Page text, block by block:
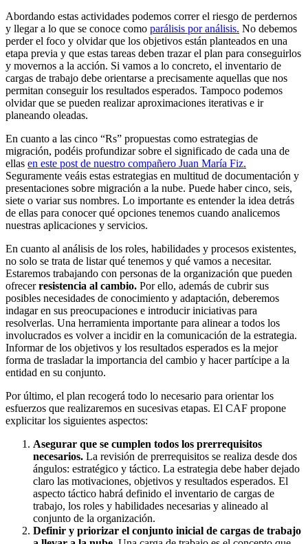
Abordando estas actividades podemos correr el riesgo de perdernos
y llegar a lo que se conoce como parálisis por análisis. No debemos
perder el foco y olvidar que los objetivos están planteados en una
etapa previa y que estas tareas deben trazar el plan para conseguirlos
y movernos a la acción. Si vamos a lo concreto, el inventario de
cargas de trabajo debe orientarse a precisamente aquellas que nos
permitan conseguir los resultados esperados. Tampoco podemos
olvidar que se pueden realizar aproximaciones iterativas e ir
planeando oleadas.
En cuanto a las cinco “Rs” propuestas como estrategias de
migración, podéis profundizar sobre el significado de cada una de
ellas en este post de nuestro compañero Juan María Fiz.
Seguramente veáis estas estrategias en multitud de documentación y
presentaciones sobre migración a la nube. Puede haber cinco, seis,
siete o variar sus nombres. Lo importante es entender la idea detrás
de ellas para conocer qué opciones tenemos cuando analicemos
nuestras aplicaciones y servicios.
En cuanto al análisis de los roles, habilidades y procesos existentes,
no solo se trata de listar qué tenemos y qué vamos a necesitar.
Estaremos trabajando con personas de la organización que pueden
ofrecerresistencia al cambio. Por ello, además de cubrir sus
posibles necesidades de conocimiento y adaptación, deberemos
indagar en sus preocupaciones e introducir iniciativas para
resolverlas. Una herramienta importante para alinear a todos los
involucrados es volver a incidir en la comunicación de la estrategia.
Informar de los objetivos y los resultados esperados es la mejor
forma de trasladar la importancia del cambio y hacer partícipe a la
entidad en su conjunto.
Por último, el plan recogerá todo lo necesario para orientar los
esfuerzos que realizaremos en sucesivas etapas. El CAF propone
explicitar los siguientes aspectos:
Asegurar que se cumplen todos los prerrequisitos
necesarios. La revisión de prerrequisitos se realiza desde dos
ángulos: estratégico y táctico. La estrategia debe haber dejado
claro las motivaciones, objetivos y resultados esperados. El
aspecto táctico habrá definido el inventario de cargas de
trabajo, los roles y habilidades necesarias y alineado al
conjunto de la organización.
Definir y priorizar el conjunto inicial de cargas de trabajo